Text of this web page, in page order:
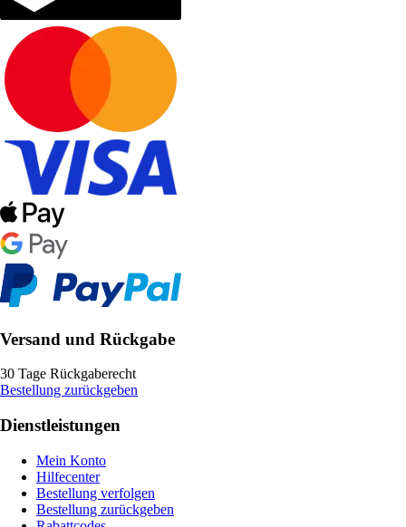
Versand und Rückgabe
30 Tage Rückgaberecht
Bestellung zurückgeben
Dienstleistungen
Mein Konto
Hilfecenter
Bestellung verfolgen
Bestellung zurückgeben